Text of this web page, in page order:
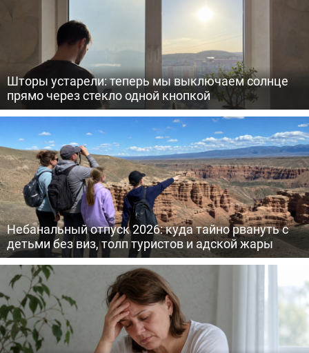
Шторы устарели: теперь мы выключаем солнце
прямо через стекло одной кнопкой
Небанальный отпуск 2026: куда тайно рвануть с
детьми без виз, толп туристов и адской жары